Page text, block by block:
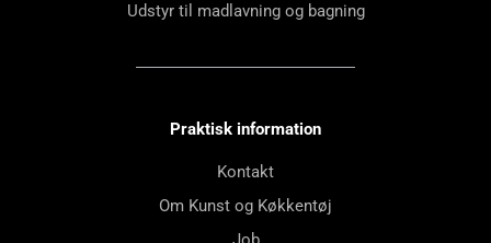
Udstyr til madlavning og bagning
Praktisk information
Kontakt
Om Kunst og Køkkentøj